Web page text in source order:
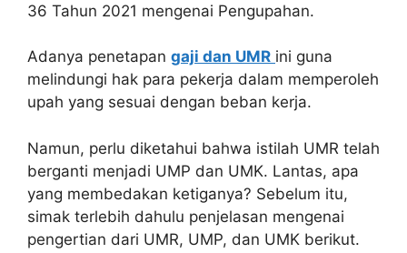
36 Tahun 2021 mengenai Pengupahan.
Adanya penetapan gaji dan UMR ini guna
melindungi hak para pekerja dalam memperoleh
upah yang sesuai dengan beban kerja.
Namun, perlu diketahui bahwa istilah UMR telah
berganti menjadi UMP dan UMK. Lantas, apa
yang membedakan ketiganya? Sebelum itu,
simak terlebih dahulu penjelasan mengenai
pengertian dari UMR, UMP, dan UMK berikut.